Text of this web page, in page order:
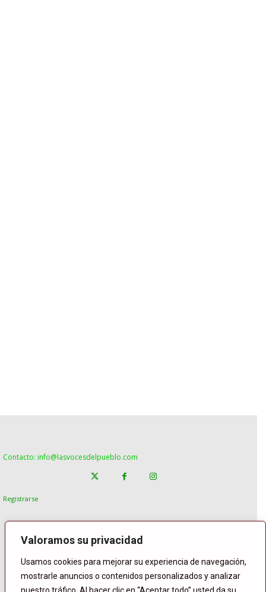
Valoramos su privacidad
Usamos cookies para mejorar su experiencia de navegación,
mostrarle anuncios o contenidos personalizados y analizar
Contacto: info@lasvocesdelpueblo.com
Registrarse